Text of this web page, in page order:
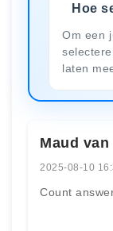
Hoe
Om een
laten
Maud
2025-08-10
Count